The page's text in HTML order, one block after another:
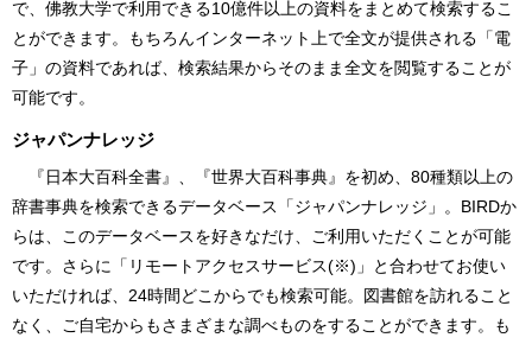
で、佛教大学で利用できる10億件以上の資料をまとめて検索するこ
とができます。もちろんインターネット上で全文が提供される「電
子」の資料であれば、検索結果からそのまま全文を閲覧することが
可能です。
ジャパンナレッジ
『日本大百科全書』、『世界大百科事典』を初め、80種類以上の
辞書事典を検索できるデータベース「ジャパンナレッジ」。BIRDか
らは、このデータベースを好きなだけ、ご利用いただくことが可能
です。さらに「リモートアクセスサービス(※)」と合わせてお使い
いただければ、24時間どこからでも検索可能。図書館を訪れること
なく、ご自宅からもさまざまな調べものをすることができます。も